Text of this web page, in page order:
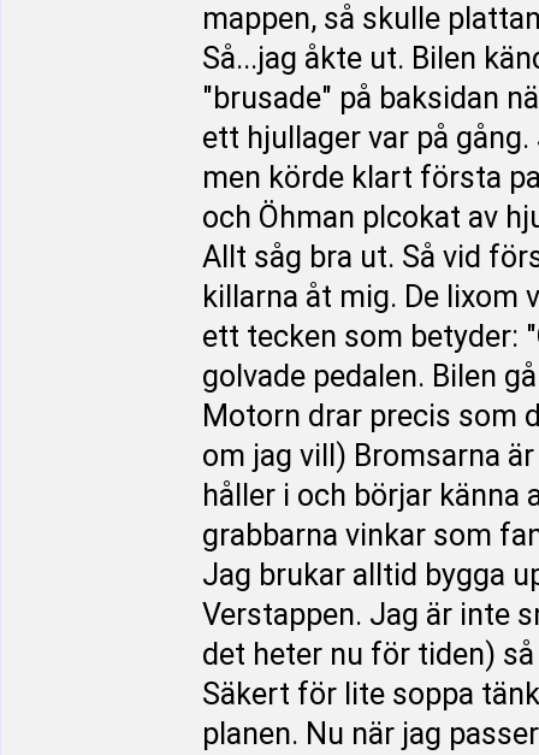
mappen, så skulle
Så...jag åkte ut. Bilen
"brusade" på baksidan
ett hjullager var på
men körde klart första
och Öhman plcokat av
Allt såg bra ut. Så vid
killarna åt mig. De lixom
ett tecken som betyder:
golvade pedalen. Bilen
Motorn drar precis som
om jag vill) Bromsarna
håller i och börjar känna
grabbarna vinkar som
Jag brukar alltid bygga
Verstappen. Jag är inte
det heter nu för tiden)
Säkert för lite soppa
planen. Nu när jag